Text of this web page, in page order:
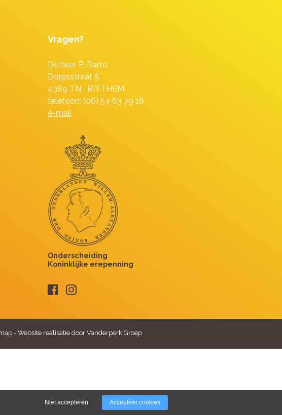
Vragen?
De heer P. Barto
Dorpsstraat 5
4389 TN RITTHEM
telefoon: (06) 54 63 79 18
e-mail
- Website realisatie door Vanderperk Groep
Niet accepteren Accepteer cookies